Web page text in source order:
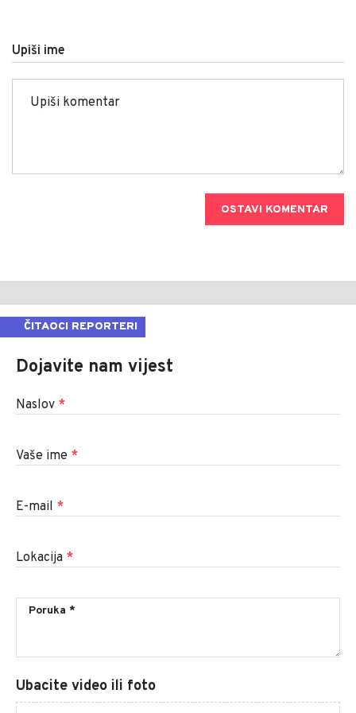
Upiši ime
OSTAVI KOMENTAR
ČITAOCI REPORTERI
Dojavite nam vijest
Naslov *
Vaše ime *
E-mail *
Lokacija *
Ubacite video ili foto